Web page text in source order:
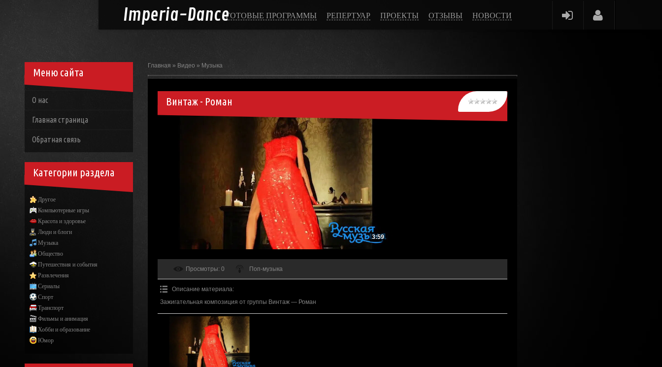
Imperia-DanceГОТОВЫЕ ПРОГРАММЫ РЕПЕРТУАР ПРОЕКТЫ ОТЗЫВЫ НОВОСТИ
Главная » Видео » Музыка
Винтаж - Роман
3:59
Просмотры: 0 Поп-музыка
Описание материала:
Зажигательная композиция от группы Винтаж — Роман
Меню сайта
О нас
Главная страница
Обратная связь
Категории раздела
Другое
Компьютерные игры
Красота и здоровье
Люди и блоги
Музыка
Общество
Путешествия и события
Развлечения
Сериалы
Спорт
Транспорт
Фильмы и анимация
Хобби и образование
Юмор